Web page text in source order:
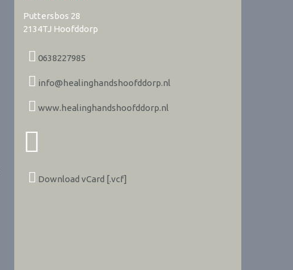
Puttersbos 28
2134TJ Hoofddorp
0638227985
info@healinghandshoofddorp.nl
www.healinghandshoofddorp.nl
Download vCard [.vcf]